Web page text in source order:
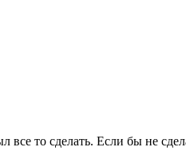
то сделать. Если бы не